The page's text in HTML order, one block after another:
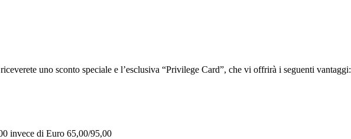
uno sconto speciale e l’esclusiva “Privilege Card”, che vi offrirà i seguenti vantaggi:
invece di Euro 65,00/95,00